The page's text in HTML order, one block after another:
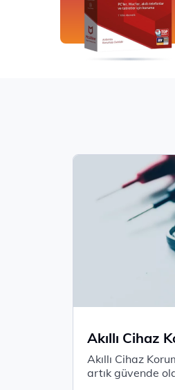
Akıllı Cihaz
Akıllı Cihaz
artık güvende